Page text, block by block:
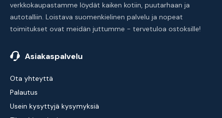
verkkokaupastamme löydät kaiken kotiin, puutarhaan ja
autotalliin. Loistava suomenkielinen palvelu ja nopeat
toimitukset ovat meidän juttumme - tervetuloa ostoksille!
Asiakaspalvelu
Ota yhteyttä
Palautus
Usein kysyttyjä kysymyksiä